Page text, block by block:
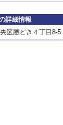
詳細情報
区勝どき４丁目8-5